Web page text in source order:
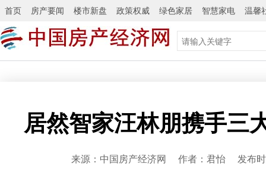
首页 房产要闻 楼市新盘 政策权威 绿色家居 智慧家电 温馨
居然智家汪林朋携手三
来源：中国房产经济网 作者：君怡 发布时